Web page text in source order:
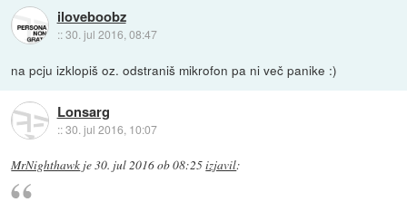
iloveboobz
::30. jul 2016, 08:47
na pcju izklopiš oz. odstraniš mikrofon pa ni več panike :)
Lonsarg
::30. jul 2016, 10:07
MrNighthawk je30. jul 2016 ob 08:25izjavil: